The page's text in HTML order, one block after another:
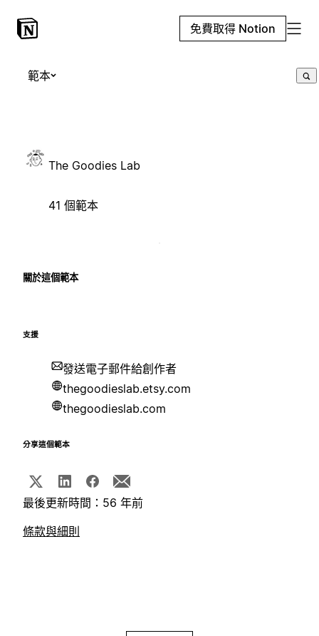
免費取得 Notion
範本
The Goodies Lab
41 個範本
關於這個範本
支援
發送電子郵件給創作者
thegoodieslab.etsy.com
thegoodieslab.com
分享這個範本
最後更新時間：56 年前
條款與細則